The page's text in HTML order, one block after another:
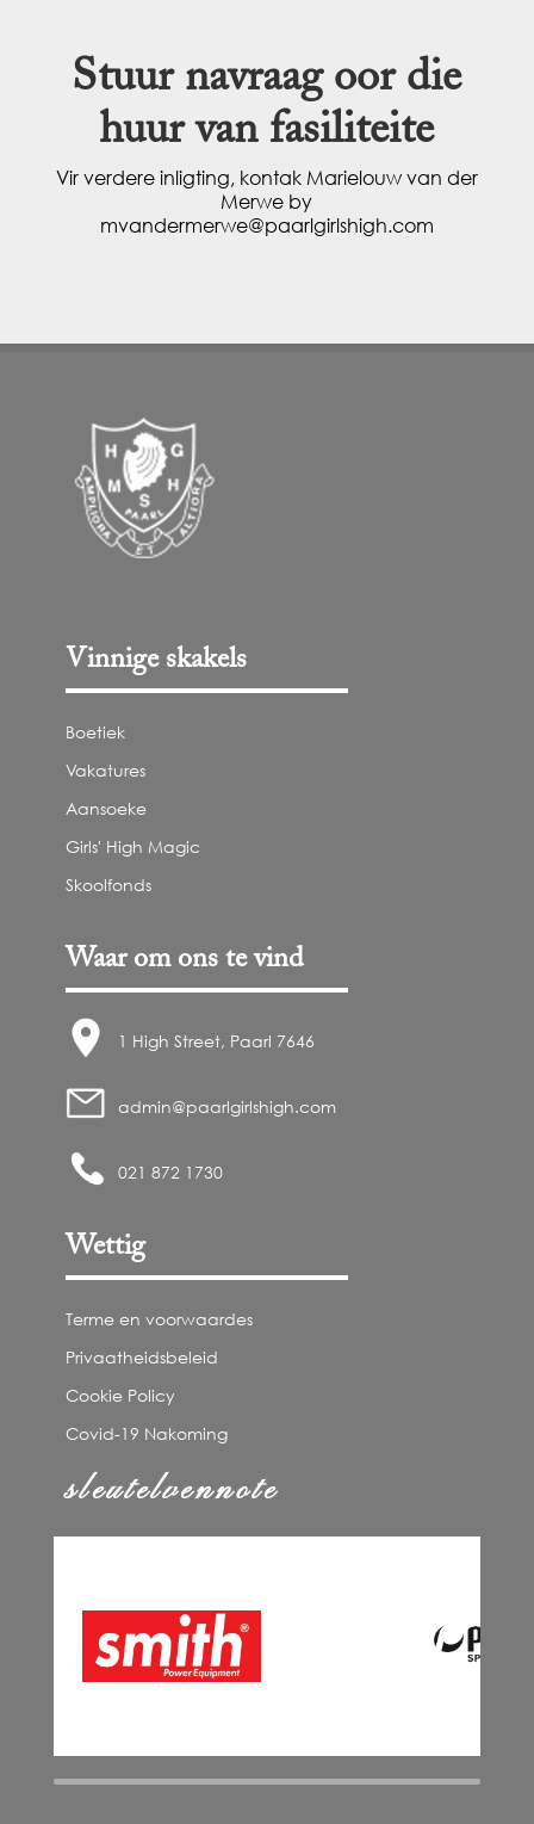
Stuur navraag oor die
huur van fasiliteite
Vir verdere inligting, kontak Marielouw van der
Merwe by
mvandermerwe@paarlgirlshigh.com
Vinnige skakels
Boetiek
Vakatures
Aansoeke
Girls' High Magic
Skoolfonds
Waar om ons te vind
1 High Street, Paarl 7646
admin@paarlgirlshigh.com
021 872 1730
Wettig
Terme en voorwaardes
Privaatheidsbeleid
Cookie Policy
Covid-19 Nakoming
sleutelvennote